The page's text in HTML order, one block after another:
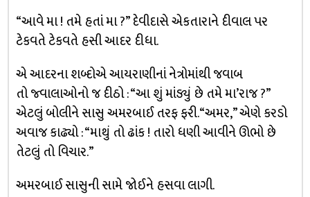
“આવે મા ! તમે હતાં મા ?” દેવીદાસે એકતારાને દીવાલ પર
ટેકવતે ટેકવતે હસી આદર દીધા.
એ આદરના શબ્દોએ આયરાણીનાં નેત્રોમાંથી જવાબ
તો જ્વાલાઓનો જ દીઠો : “આ શું માંડ્યું છે તમે મા’રાજ ?”
એટલું બોલીને સાસુ અમરબાઈ તરફ ફરી. “અમર,” એણે કરડો
અવાજ કાઢ્યો : “માથું તો ઢાંક ! તારો ધણી આવીને ઊભો છે
તેટલું તો વિચાર.”
અમરબાઈ સાસુની સામે જોઈને હસવા લાગી.